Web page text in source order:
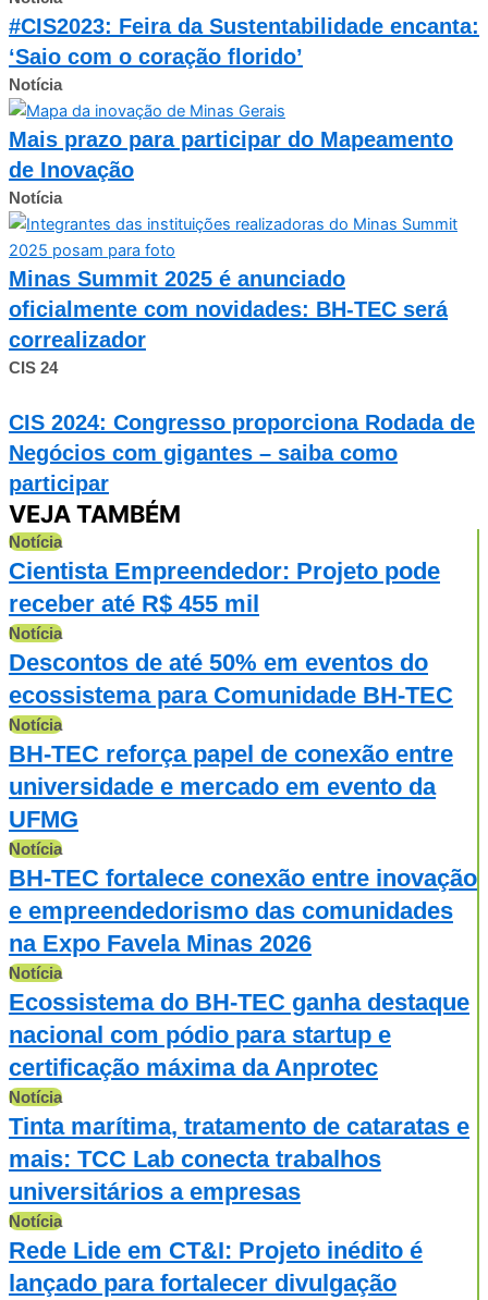
#CIS2023: Feira da Sustentabilidade encanta:
‘Saio com o coração florido’
Notícia
Mais prazo para participar do Mapeamento
de Inovação
Notícia
Minas Summit 2025 é anunciado
oficialmente com novidades: BH-TEC será
correalizador
CIS 24
CIS 2024: Congresso proporciona Rodada de
Negócios com gigantes – saiba como
participar
VEJA TAMBÉM
Notícia
Cientista Empreendedor: Projeto pode
receber até R$ 455 mil
Notícia
Descontos de até 50% em eventos do
ecossistema para Comunidade BH-TEC
Notícia
BH-TEC reforça papel de conexão entre
universidade e mercado em evento da
UFMG
Notícia
BH-TEC fortalece conexão entre inovação
e empreendedorismo das comunidades
na Expo Favela Minas 2026
Notícia
Ecossistema do BH-TEC ganha destaque
nacional com pódio para startup e
certificação máxima da Anprotec
Notícia
Tinta marítima, tratamento de cataratas e
mais: TCC Lab conecta trabalhos
universitários a empresas
Notícia
Rede Lide em CT&I: Projeto inédito é
lançado para fortalecer divulgação